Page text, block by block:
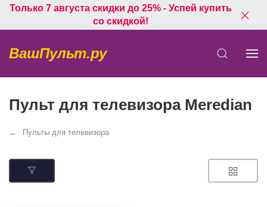
Только 7 августа скидки до 25% - Успей купить
со скидкой!
ВашПульт.ру
Пульт для телевизора Meredian
Пульты для телевизора